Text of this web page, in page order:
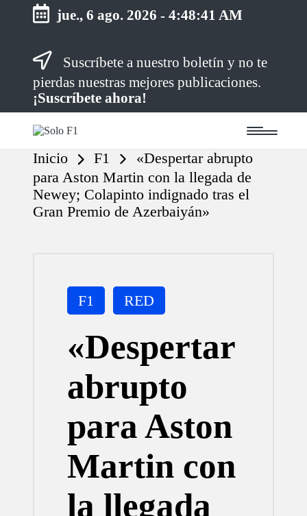
jue., 6 ago. 2026 -4:48:41 AM
Suscríbete a nuestro boletín y no te
pierdas nuestras mejores publicaciones.
¡Suscríbete ahora!
S
o
F
1
Para
de
F1
Inicio F1
«Despertar abrupto
para Aston Martin con la llegada de
Newey; Colapinto indignado tras el
Gran Premio de Azerbaiyán»
Publicada
en
F1 RED
«Despertar
abrupto
para Aston
Martin con
la llegada